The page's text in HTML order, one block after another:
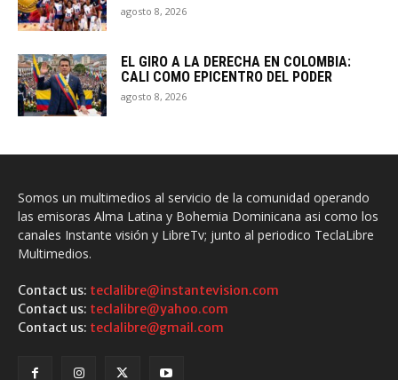
agosto 8, 2026
EL GIRO A LA DERECHA EN COLOMBIA:
CALI COMO EPICENTRO DEL PODER
agosto 8, 2026
Somos un multimedios al servicio de la comunidad operando
las emisoras Alma Latina y Bohemia Dominicana asi como los
canales Instante visión y LibreTv; junto al periodico TeclaLibre
Multimedios.
Contact us: teclalibre@instantevision.com
Contact us: teclalibre@yahoo.com
Contact us: teclalibre@gmail.com